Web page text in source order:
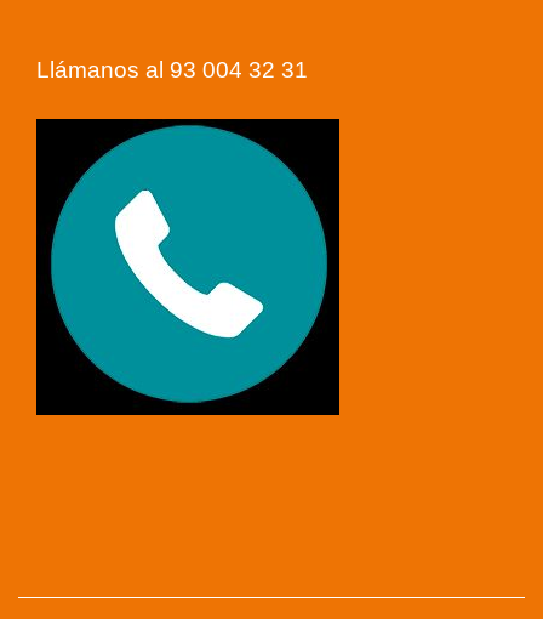
Llámanos al 93 004 32 31